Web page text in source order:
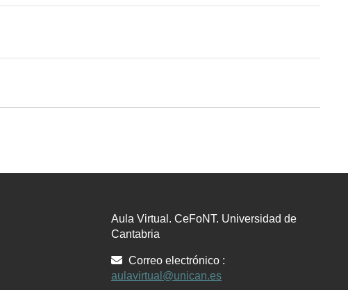
Aula Virtual. CeFoNT. Universidad de
Cantabria
Correo electrónico :
aulavirtual@unican.es